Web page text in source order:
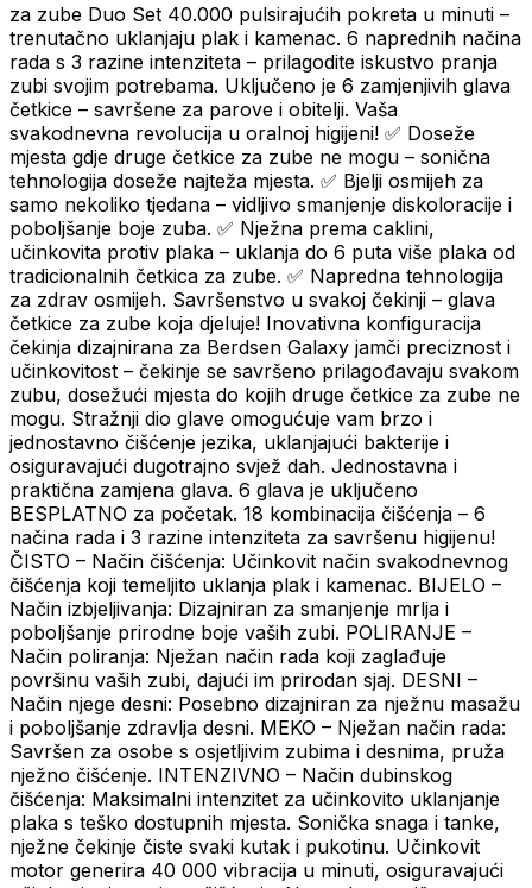
za zube Duo Set 40.000 pulsirajućih pokreta u minuti –
trenutačno uklanjaju plak i kamenac. 6 naprednih načina
rada s 3 razine intenziteta – prilagodite iskustvo pranja
zubi svojim potrebama. Uključeno je 6 zamjenjivih glava
četkice – savršene za parove i obitelji. Vaša
svakodnevna revolucija u oralnoj higijeni! ✅ Doseže
mjesta gdje druge četkice za zube ne mogu – sonična
tehnologija doseže najteža mjesta. ✅ Bjelji osmijeh za
samo nekoliko tjedana – vidljivo smanjenje diskoloracije i
poboljšanje boje zuba. ✅ Nježna prema caklini,
učinkovita protiv plaka – uklanja do 6 puta više plaka od
tradicionalnih četkica za zube. ✅ Napredna tehnologija
za zdrav osmijeh. Savršenstvo u svakoj čekinji – glava
četkice za zube koja djeluje! Inovativna konfiguracija
čekinja dizajnirana za Berdsen Galaxy jamči preciznost i
učinkovitost – čekinje se savršeno prilagođavaju svakom
zubu, dosežući mjesta do kojih druge četkice za zube ne
mogu. Stražnji dio glave omogućuje vam brzo i
jednostavno čišćenje jezika, uklanjajući bakterije i
osiguravajući dugotrajno svjež dah. Jednostavna i
praktična zamjena glava. 6 glava je uključeno
BESPLATNO za početak. 18 kombinacija čišćenja – 6
načina rada i 3 razine intenziteta za savršenu higijenu!
ČISTO – Način čišćenja: Učinkovit način svakodnevnog
čišćenja koji temeljito uklanja plak i kamenac. BIJELO –
Način izbjeljivanja: Dizajniran za smanjenje mrlja i
poboljšanje prirodne boje vaših zubi. POLIRANJE –
Način poliranja: Nježan način rada koji zaglađuje
površinu vaših zubi, dajući im prirodan sjaj. DESNI –
Način njege desni: Posebno dizajniran za nježnu masažu
i poboljšanje zdravlja desni. MEKO – Nježan način rada:
Savršen za osobe s osjetljivim zubima i desnima, pruža
nježno čišćenje. INTENZIVNO – Način dubinskog
čišćenja: Maksimalni intenzitet za učinkovito uklanjanje
plaka s teško dostupnih mjesta. Sonička snaga i tanke,
nježne čekinje čiste svaki kutak i pukotinu. Učinkovit
motor generira 40 000 vibracija u minuti, osiguravajući